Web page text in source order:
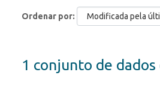
Ordenar por
1 conjunto de